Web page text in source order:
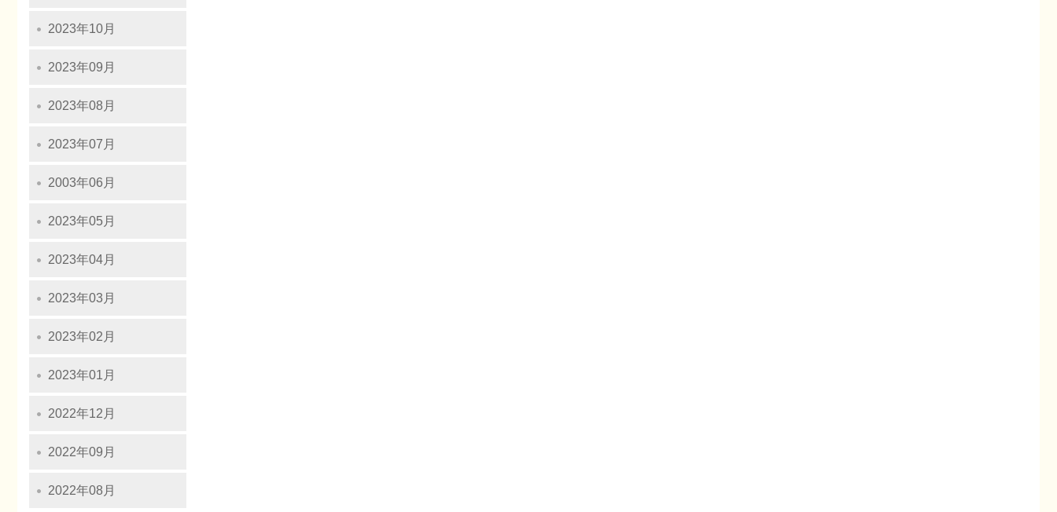
2023年10月
2023年09月
2023年08月
2023年07月
2003年06月
2023年05月
2023年04月
2023年03月
2023年02月
2023年01月
2022年12月
2022年09月
2022年08月